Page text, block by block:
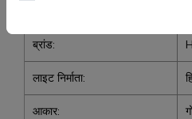
ब्रांड:
लाइट निर्माता:
आकार: